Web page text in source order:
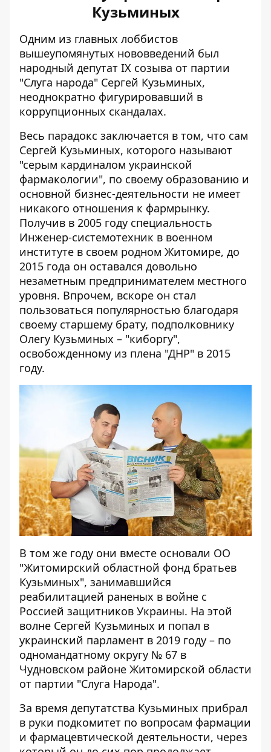
Кузьминых
Одним из главных лоббистов
вышеупомянутых нововведений был
народный депутат IX созыва от партии
"Слуга народа" Сергей Кузьминых,
неоднократно фигурировавший в
коррупционных скандалах.
Весь парадокс заключается в том, что сам
Сергей Кузьминых, которого называют
"серым кардиналом украинской
фармакологии", по своему образованию и
основной бизнес-деятельности не имеет
никакого отношения к фармрынку.
Получив в 2005 году специальность
Инженер-системотехник в военном
институте в своем родном Житомире, до
2015 года он оставался довольно
незаметным предпринимателем местного
уровня. Впрочем, вскоре он стал
пользоваться популярностью благодаря
своему старшему брату, подполковнику
Олегу Кузьминых – "киборгу",
освобожденному из плена "ДНР" в 2015
году.
В том же году они вместе основали ОО
"Житомирский областной фонд братьев
Кузьминых", занимавшийся
реабилитацией раненых в войне с
Россией защитников Украины. На этой
волне Сергей Кузьминых и попал в
украинский парламент в 2019 году – по
одномандатному округу № 67 в
Чудновском районе Житомирской области
от партии "Слуга Народа".
За время депутатства Кузьминых прибрал
в руки подкомитет по вопросам фармации
и фармацевтической деятельности, через